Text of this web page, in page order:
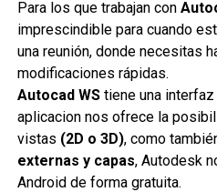
Para los que trabajan con
imprescindible para cuando
una reunión, donde necesitas
modificaciones rápidas.
Autocad WStiene una interfaz
aplicacion nos ofrece la
vistas (2D o 3D), como
externas y capas, Autodesk
Android de forma gratuita.